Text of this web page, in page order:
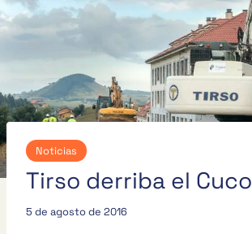
Noticias
Tirso derriba el Cuco
5 de agosto de 2016